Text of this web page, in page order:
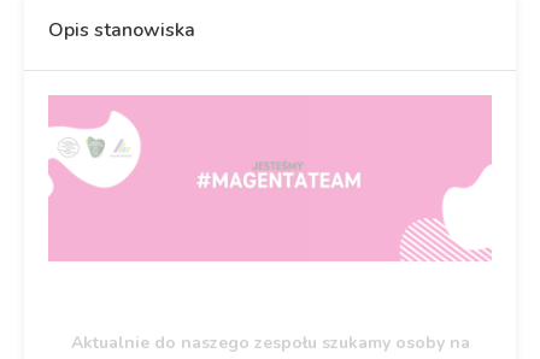
Opis stanowiska
Aktualnie do naszego zespołu szukamy osoby na